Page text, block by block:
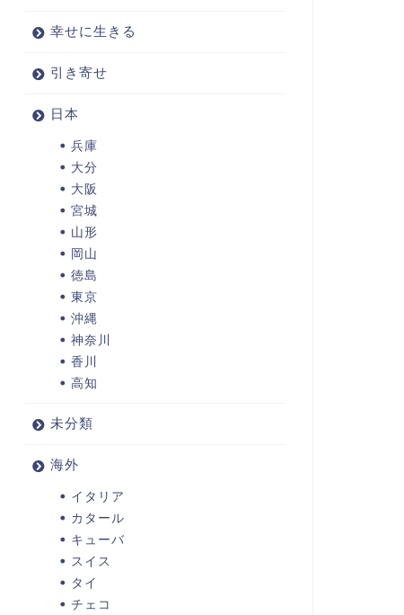
幸せに生きる
引き寄せ
日本
兵庫
大分
大阪
宮城
山形
岡山
徳島
東京
沖縄
神奈川
香川
高知
未分類
海外
イタリア
カタール
キューバ
スイス
タイ
チェコ